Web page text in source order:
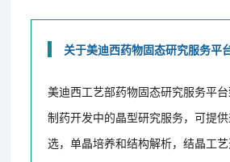
关于美迪西药物固态研究服务平
美迪西工艺部药物固态研究服务平
制药开发中的晶型研究服务，可提
选，单晶培养和结构解析，结晶工